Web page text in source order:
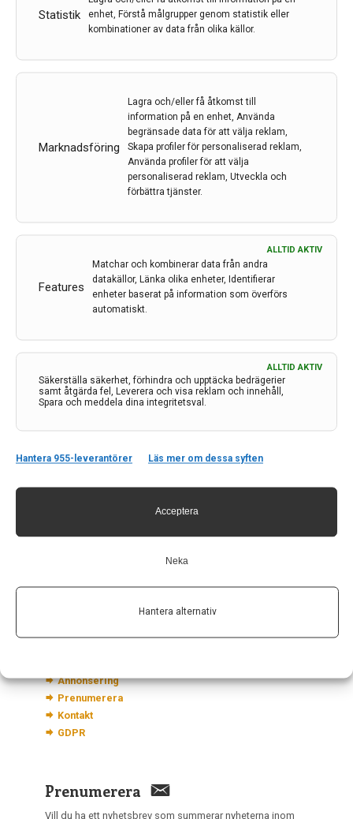
Statistik
enhet, Förstå målgrupper genom statistik eller
kombinationer av data från olika källor.
Marknadsföring
Lagra och/eller få åtkomst till
information på en enhet, Använda
begränsade data för att välja reklam,
Skapa profiler för personaliserad reklam,
Använda profiler för att välja
personaliserad reklam, Utveckla och
förbättra tjänster.
Features
ALLTID AKTIV
Matchar och kombinerar data från andra
datakällor, Länka olika enheter, Identifierar
enheter baserat på information som överförs
automatiskt.
Säkerställa säkerhet, förhindra och upptäcka bedrägerier
samt åtgärda fel, Leverera och visa reklam och innehåll,
Spara och meddela dina integritetsval.
ALLTID AKTIV
Hantera 955-leverantörer Läs mer om dessa syften
Acceptera
Neka
Hantera alternativ
Alzheimers sjukdom är fortfarande ett olöst pussel. Vi
förbättra diagnostiken och att hitta behandlings – bara
riskfaktorer för Alzheimers sjukdom. Skulle vi kunna
hitta orsakerna till sjukdomen, behandla dessa och på
så sätt förebygga att vi ens får Alzheimers? Läs mer i
denna artikel av Keivan Javanshiri och Mattias
Kontakt
c/o Forskaren Office Hub
113 68 Stockholm
nis@pharma-industry.se
Annonsering
Prenumerera
Kontakt
GDPR
Prenumerera
Vill du ha ett nyhetsbrev som summerar nyheterna inom